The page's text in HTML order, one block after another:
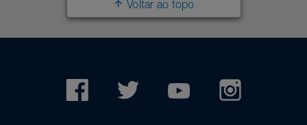
Voltar ao topo